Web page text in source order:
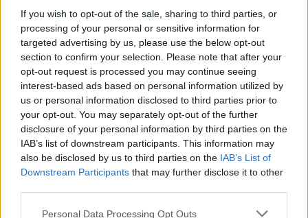
If you wish to opt-out of the sale, sharing to third parties, or
processing of your personal or sensitive information for
targeted advertising by us, please use the below opt-out
section to confirm your selection. Please note that after your
opt-out request is processed you may continue seeing
interest-based ads based on personal information utilized by
us or personal information disclosed to third parties prior to
your opt-out. You may separately opt-out of the further
disclosure of your personal information by third parties on the
IAB’s list of downstream participants. This information may
also be disclosed by us to third parties on the IAB’s List of
Downstream Participants that may further disclose it to other
Personal Data Processing Opt Outs
investigando las causas que
lo produjeron, aunque se
descarta que fuera
intencionado
Escribir un comentario
1 Agosto 2023 - 10:56
Escrito por Redaccion
Detenido por un delito
continuado de robo con
fuerza en un hotel